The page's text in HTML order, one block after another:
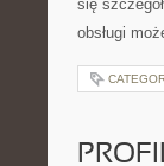
się
obsługi